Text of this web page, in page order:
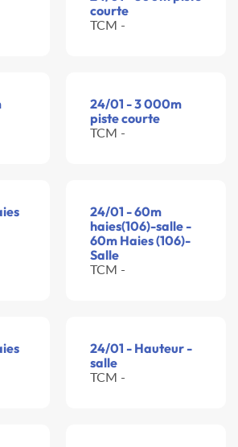
courte
TCM -
24/01 - 3 000m
piste courte
TCM -
24/01 - 60m
haies(106)-salle -
60m Haies (106)-
Salle
TCM -
24/01 - Hauteur -
salle
TCM -